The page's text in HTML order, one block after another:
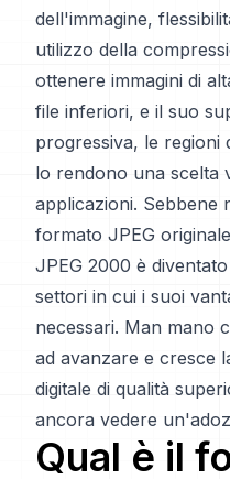
dell'immagine,
utilizzo della
ottenere immagini di
file inferiori, e il suo
progressiva, le regioni
lo rendono una scelta
applicazioni. Sebbene
formato JPEG
JPEG 2000 è
settori in cui i suoi
necessari. Man mano
ad avanzare e cresce
digitale di qualità
ancora vedere
Qual è il